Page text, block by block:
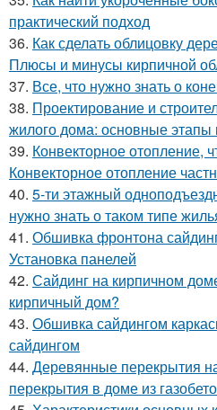
практический подход
36. Как сделать облицовку
Плюсы и минусы кирпичной
37. Все, что нужно знать о
38. Проектирование и
жилого дома: основные этапы
39. Конвекторное отопление,
Конвекторное отопление
40. 5-ти этажный
нужно знать о таком типе
41. Обшивка фронтона
Установка панелей
42. Сайдинг на кирпичном
кирпичный дом?
43. Обшивка сайдингом
сайдингом
44. Деревянные перекрытия
перекрытия в доме из